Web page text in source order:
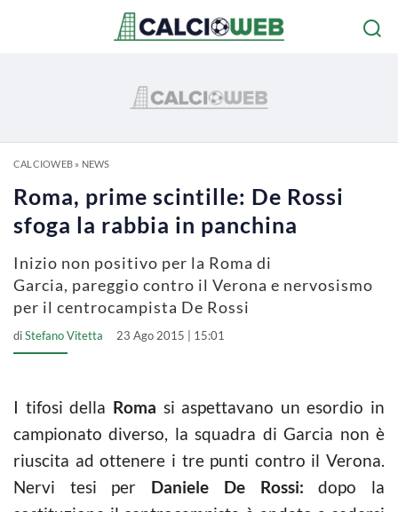
CALCIOWEB» NEWS
Roma, prime scintille: De Rossi
sfoga la rabbia in panchina
Inizio non positivo per la Roma di
Garcia, pareggio contro il Verona e nervosismo
per il centrocampista De Rossi
diStefano Vitetta 23 Ago 2015 | 15:01
I tifosi della Roma si aspettavano un esordio in
campionato diverso, la squadra di Garcia non è
riuscita ad ottenere i tre punti contro il Verona.
Nervi tesi per Daniele De Rossi:dopo la